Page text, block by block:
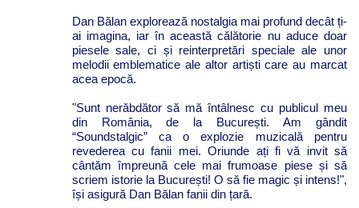
Dan Bălan explorează nostalgia mai profund decât ți-
ai imagina, iar în această călătorie nu aduce doar
piesele sale, ci și reinterpretări speciale ale unor
melodii emblematice ale altor artiști care au marcat
acea epocă.
"Sunt nerăbdător să mă întâlnesc cu publicul meu
din România, de la București. Am gândit
“Soundstalgic” ca o explozie muzicală pentru
revederea cu fanii mei. Oriunde ați fi vă invit să
cântăm împreună cele mai frumoase piese și să
scriem istorie la București! O să fie magic și intens!",
își asigură Dan Bălan fanii din țară.